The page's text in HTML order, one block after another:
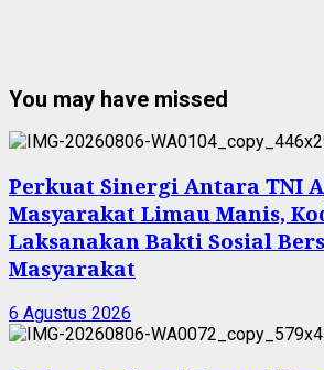
You may have missed
Perkuat Sinergi Antara TNI
Masyarakat Limau Manis,
Laksanakan Bakti Sosial
Masyarakat
6 Agustus 2026